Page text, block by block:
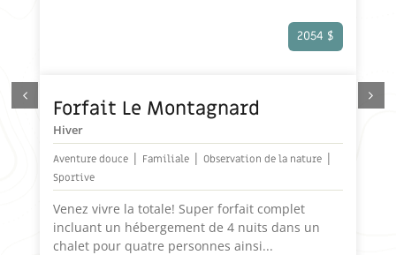
Forfait Le Montagnard
Hiver
2054 $
Aventure douce| Familiale| Observation de la nature|
Sportive
Venez vivre la totale! Super forfait complet
incluant un hébergement de 4 nuits dans un
chalet pour quatre personnes ainsi...